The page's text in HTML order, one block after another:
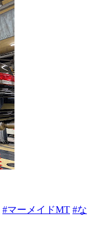
#マーメイドMT #な